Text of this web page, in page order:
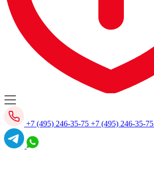
+7 (495) 246-35-75 +7 (495) 246-35-75